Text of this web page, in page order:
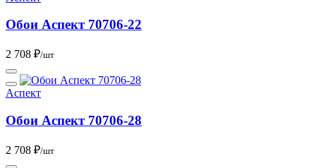
Обои Аспект 70706-22
2 708 ₽/шт
Аспект
Обои Аспект 70706-28
2 708 ₽/шт